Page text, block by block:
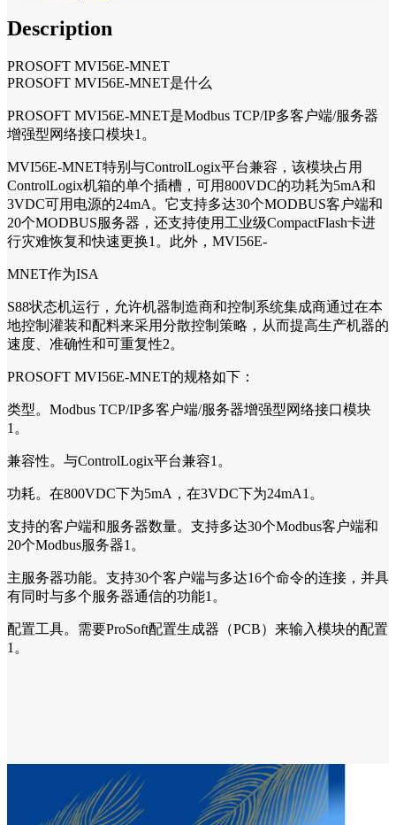
Description
PROSOFT MVI56E-MNET
PROSOFT MVI56E-MNET是什么
PROSOFT MVI56E-MNET是Modbus TCP/IP多客户端/服务器
增强型网络接口模块1。
MVI56E-MNET特别与ControlLogix平台兼容，该模块占用
ControlLogix机箱的单个插槽，可用800VDC的功耗为5mA和
3VDC可用电源的24mA。它支持多达30个MODBUS客户端和
20个MODBUS服务器，还支持使用工业级CompactFlash卡进
行灾难恢复和快速更换1。此外，MVI56E-
MNET作为ISA
S88状态机运行，允许机器制造商和控制系统集成商通过在本
地控制灌装和配料来采用分散控制策略，从而提高生产机器的
速度、准确性和可重复性2。
PROSOFT MVI56E-MNET的规格如下：
类型。Modbus TCP/IP多客户端/服务器增强型网络接口模块
1。
兼容性。与ControlLogix平台兼容1。
功耗。在800VDC下为5mA，在3VDC下为24mA1。
支持的客户端和服务器数量。支持多达30个Modbus客户端和
20个Modbus服务器1。
主服务器功能。支持30个客户端与多达16个命令的连接，并具
有同时与多个服务器通信的功能1。
配置工具。需要ProSoft配置生成器（PCB）来输入模块的配置
1。